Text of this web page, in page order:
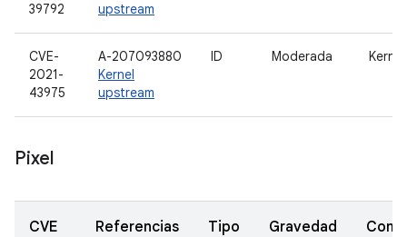
39792
upstream
CVE-
2021-
43975
A-207093880
Kernel
upstream
ID Moderada Kernel
Pixel
CVE Referencias Tipo Gravedad